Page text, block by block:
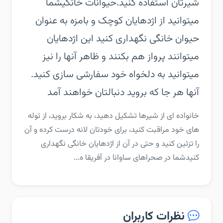
میتوانید از اژدهایان کوچک و بامزه به عنوان
حیوان خانگی نگهداری کنید این اژدهایان
میتوانند پرواز هم بکنند و ظاهر آنها را نیز
میتوانید به دلخواه خود سفارشی سازی کنید.
آنها هر جا که بروید دنبالتان خواهند آمد
‏‏خانواده ای از شیرها تشکیل دهید، به شکار بروید، از توله
های خود مراقبت کنید، برای خودتان لانه درست کرده و آن
را تزئین کنید و حتی در آن از اژدهایان خانگی نگهداری
کنید‏شما در صحراهای ساوانا در آفریقا ه...
نظرات کاربران